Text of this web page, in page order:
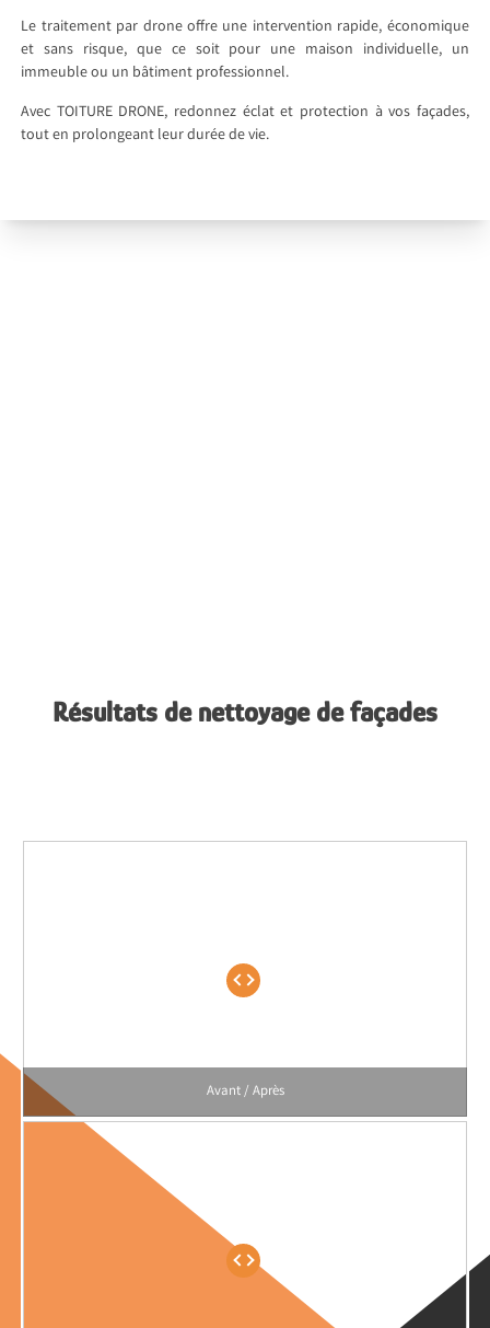
Le traitement par drone offre une intervention rapide, économique
et sans risque, que ce soit pour une maison individuelle, un
immeuble ou un bâtiment professionnel.
Avec TOITURE DRONE, redonnez éclat et protection à vos façades,
tout en prolongeant leur durée de vie.
Résultats de nettoyage de façades
Avant / Après